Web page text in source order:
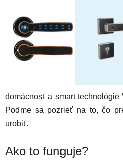
domácnosť a smart
Poďme sa pozrieť na to, čo
urobiť.
Ako to funguje?